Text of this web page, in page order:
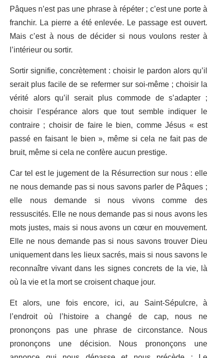
Pâques n’est pas une phrase à répéter ; c’est une porte à
franchir. La pierre a été enlevée. Le passage est ouvert.
Mais c’est à nous de décider si nous voulons rester à
l’intérieur ou sortir.
Sortir signifie, concrètement : choisir le pardon alors qu’il
serait plus facile de se refermer sur soi-même ; choisir la
vérité alors qu’il serait plus commode de s’adapter ;
choisir l’espérance alors que tout semble indiquer le
contraire ; choisir de faire le bien, comme Jésus « est
passé en faisant le bien », même si cela ne fait pas de
bruit, même si cela ne confère aucun prestige.
Car tel est le jugement de la Résurrection sur nous : elle
ne nous demande pas si nous savons parler de Pâques ;
elle nous demande si nous vivons comme des
ressuscités. Elle ne nous demande pas si nous avons les
mots justes, mais si nous avons un cœur en mouvement.
Elle ne nous demande pas si nous savons trouver Dieu
uniquement dans les lieux sacrés, mais si nous savons le
reconnaître vivant dans les signes concrets de la vie, là
où la vie et la mort se croisent chaque jour.
Et alors, une fois encore, ici, au Saint-Sépulcre, à
l’endroit où l’histoire a changé de cap, nous ne
prononçons pas une phrase de circonstance. Nous
prononçons une décision. Nous prononçons une